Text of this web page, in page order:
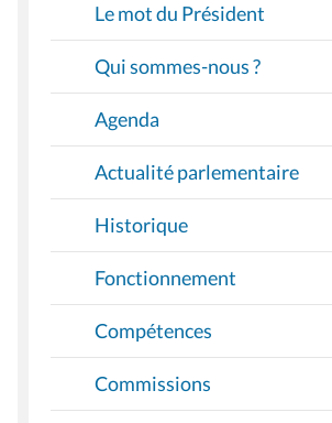
G
T
O
Le mot du Président
Qui sommes-nous ?
Agenda
Actualité parlementaire
Historique
Fonctionnement
Compétences
Commissions